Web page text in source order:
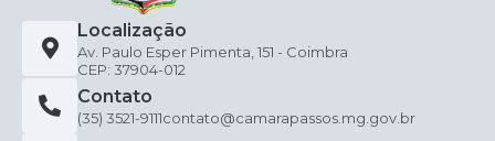
Localização
Av. Paulo Esper Pimenta, 151 - Coimbra
CEP: 37904-012
Contato
(35) 3521-9111contato@camarapassos.mg.gov.br